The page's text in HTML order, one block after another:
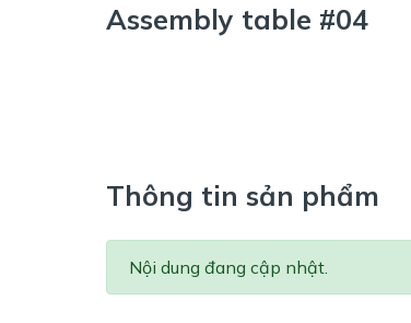
Assembly table #04
Thông tin sản phẩm
Nội dung đang cập nhật.